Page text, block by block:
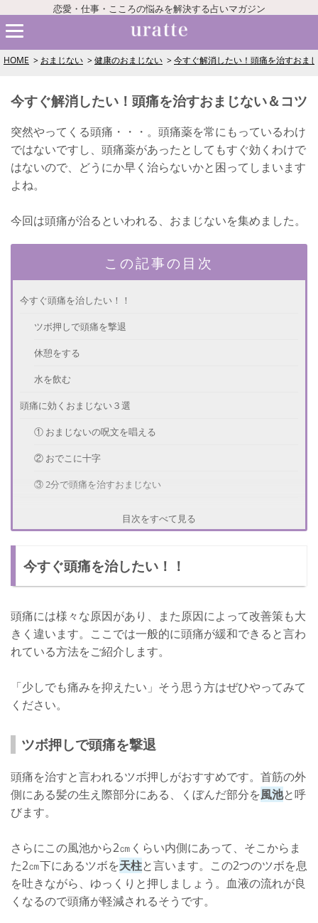
恋愛・仕事・こころの悩みを解決する占いマガジン
HOME おまじない 健康のおまじない 今すぐ解消したい！頭痛を治すおま
今すぐ解消したい！頭痛を治すおまじない＆コツ
突然やってくる頭痛・・・。頭痛薬を常にもっているわけ
ではないですし、頭痛薬があったとしてもすぐ効くわけで
はないので、どうにか早く治らないかと困ってしまいます
よね。
今回は頭痛が治るといわれる、おまじないを集めました。
この記事の目次
今すぐ頭痛を治したい！！
ツボ押しで頭痛を撃退
休憩をする
水を飲む
頭痛に効くおまじない３選
① おまじないの呪文を唱える
② おでこに十字
③ 2分で頭痛を治すおまじない
さいごに
目次をすべて見る
今すぐ頭痛を治したい！！
頭痛には様々な原因があり、また原因によって改善策も大
きく違います。ここでは一般的に頭痛が緩和できると言わ
れている方法をご紹介します。
「少しでも痛みを抑えたい」そう思う方はぜひやってみて
ください。
ツボ押しで頭痛を撃退
頭痛を治すと言われるツボ押しがおすすめです。首筋の外
側にある髪の生え際部分にある、くぼんだ部分を風池と呼
びます。
さらにこの風池から2㎝くらい内側にあって、そこからま
た2㎝下にあるツボを天柱と言います。この2つのツボを息
を吐きながら、ゆっくりと押しましょう。血液の流れが良
くなるので頭痛が軽減されるそうです。